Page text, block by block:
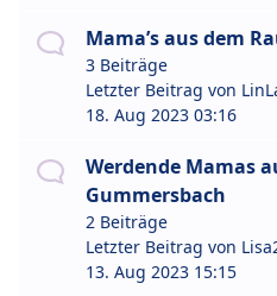
Mama’s aus dem
3 Beiträge
Letzter Beitrag von
18. Aug 2023 03:16
Werdende Mamas
Gummersbach
2 Beiträge
Letzter Beitrag von
13. Aug 2023 15:15